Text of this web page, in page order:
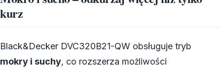
kurz
Black&Decker DVC320B21-QW obsługuje tryb
mokry i suchy, co rozszerza możliwości